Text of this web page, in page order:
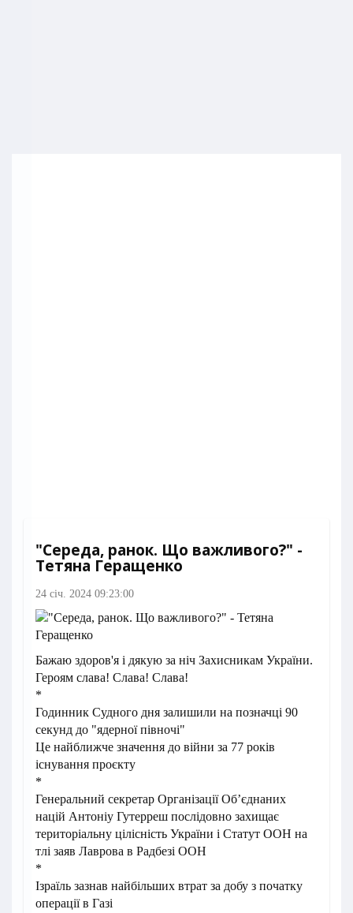
"Середа, ранок. Що важливого?" -
Тетяна Геращенко
24 січ. 2024 09:23:00
Бажаю здоров'я і дякую за ніч Захисникам України.
Героям слава! Слава! Слава!
*
Годинник Судного дня залишили на позначці 90
секунд до "ядерної півночі"
Це найближче значення до війни за 77 років
існування проєкту
*
Генеральний секретар Організації Об’єднаних
націй Антоніу Гутерреш послідовно захищає
територіальну цілісність України і Статут ООН на
тлі заяв Лаврова в Радбезі ООН
*
Ізраїль зазнав найбільших втрат за добу з початку
операції в Газі